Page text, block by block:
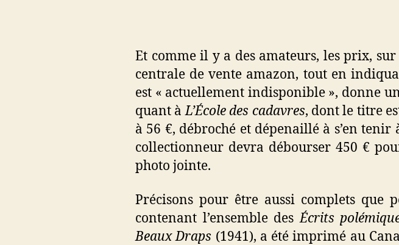
Et comme il y a des amateurs, les prix,
centrale de vente amazon, tout en
est « actuellement indisponible », donne
quant àL’École des cadavres, dont le titre
à 56 €, débroché et dépenaillé à s’en
collectionneur devra débourser 450 €
photo jointe.
Précisons pour être aussi complets que
contenant l’ensemble desÉcrits
Beaux Draps (1941), a été imprimé au